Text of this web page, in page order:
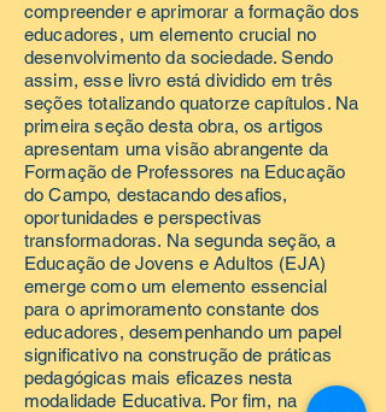
compreender e aprimorar a formação dos
educadores, um elemento crucial no
desenvolvimento da sociedade. Sendo
assim, esse livro está dividido em três
seções totalizando quatorze capítulos. Na
primeira seção desta obra, os artigos
apresentam uma visão abrangente da
Formação de Professores na Educação
do Campo, destacando desafios,
oportunidades e perspectivas
transformadoras. Na segunda seção, a
Educação de Jovens e Adultos (EJA)
emerge como um elemento essencial
para o aprimoramento constante dos
educadores, desempenhando um papel
significativo na construção de práticas
pedagógicas mais eficazes nesta
modalidade Educativa. Por fim, na